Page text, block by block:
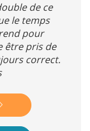
de ce
le temps
pour
être pris de
correct.